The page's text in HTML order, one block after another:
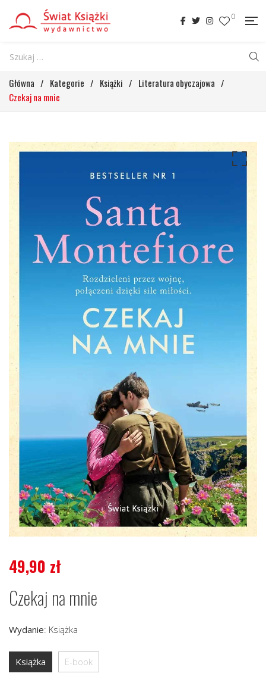
0
Główna / Kategorie / Książki / Literatura obyczajowa /
Czekaj na mnie
49,90 zł
Czekaj na mnie
Wydanie: Książka
Książka E-book